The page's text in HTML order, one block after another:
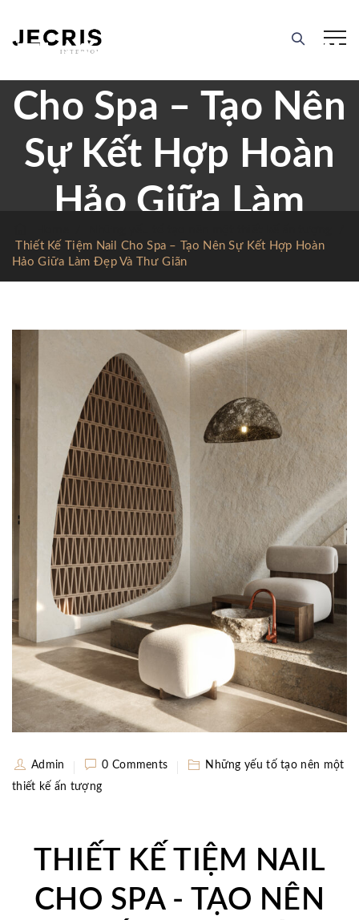
Thiết Kế Tiệm Nail
Cho Spa – Tạo Nên
Sự Kết Hợp Hoàn
Hảo Giữa Làm
Đẹp Và Thư Giãn
Thiết Kế Tiệm Nail Cho Spa – Tạo Nên Sự Kết Hợp Hoàn
Hảo Giữa Làm Đẹp Và Thư Giãn
Admin 0 Comments
Những yếu tố tạo nên một
thiết kế ấn tượng
THIẾT KẾ TIỆM NAIL
CHO SPA - TẠO NÊN